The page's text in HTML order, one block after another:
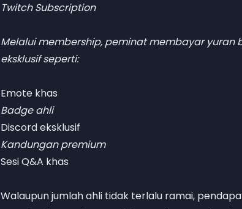
Twitch Subscription
Melalui membership, peminat membayar yuran
eksklusif seperti:
Emote khas
Badge ahli
Discord eksklusif
Kandungan premium
Sesi Q&A khas
Walaupun jumlah ahli tidak terlalu ramai,